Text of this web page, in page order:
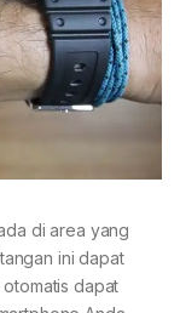
di area yang
ini dapat
dapat